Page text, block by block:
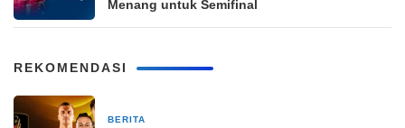
Menang untuk Semifinal
REKOMENDASI
BERITA